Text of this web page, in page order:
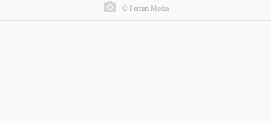
© Ferrari Media